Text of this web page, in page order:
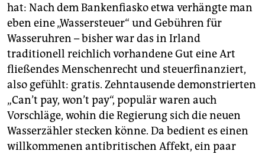
hat: Nach dem Bankenfiasko etwa verhängte man
eben eine „Wassersteuer“ und Gebühren für
Wasseruhren – bisher war das in Irland
traditionell reichlich vorhandene Gut eine Art
fließendes Menschenrecht und steuerfinanziert,
also gefühlt: gratis. Zehntausende demonstrierten
„Can’t pay, won’t pay“, populär waren auch
Vorschläge, wohin die Regierung sich die neuen
Wasserzähler stecken könne. Da bedient es einen
willkommenen antibritischen Affekt, ein paar